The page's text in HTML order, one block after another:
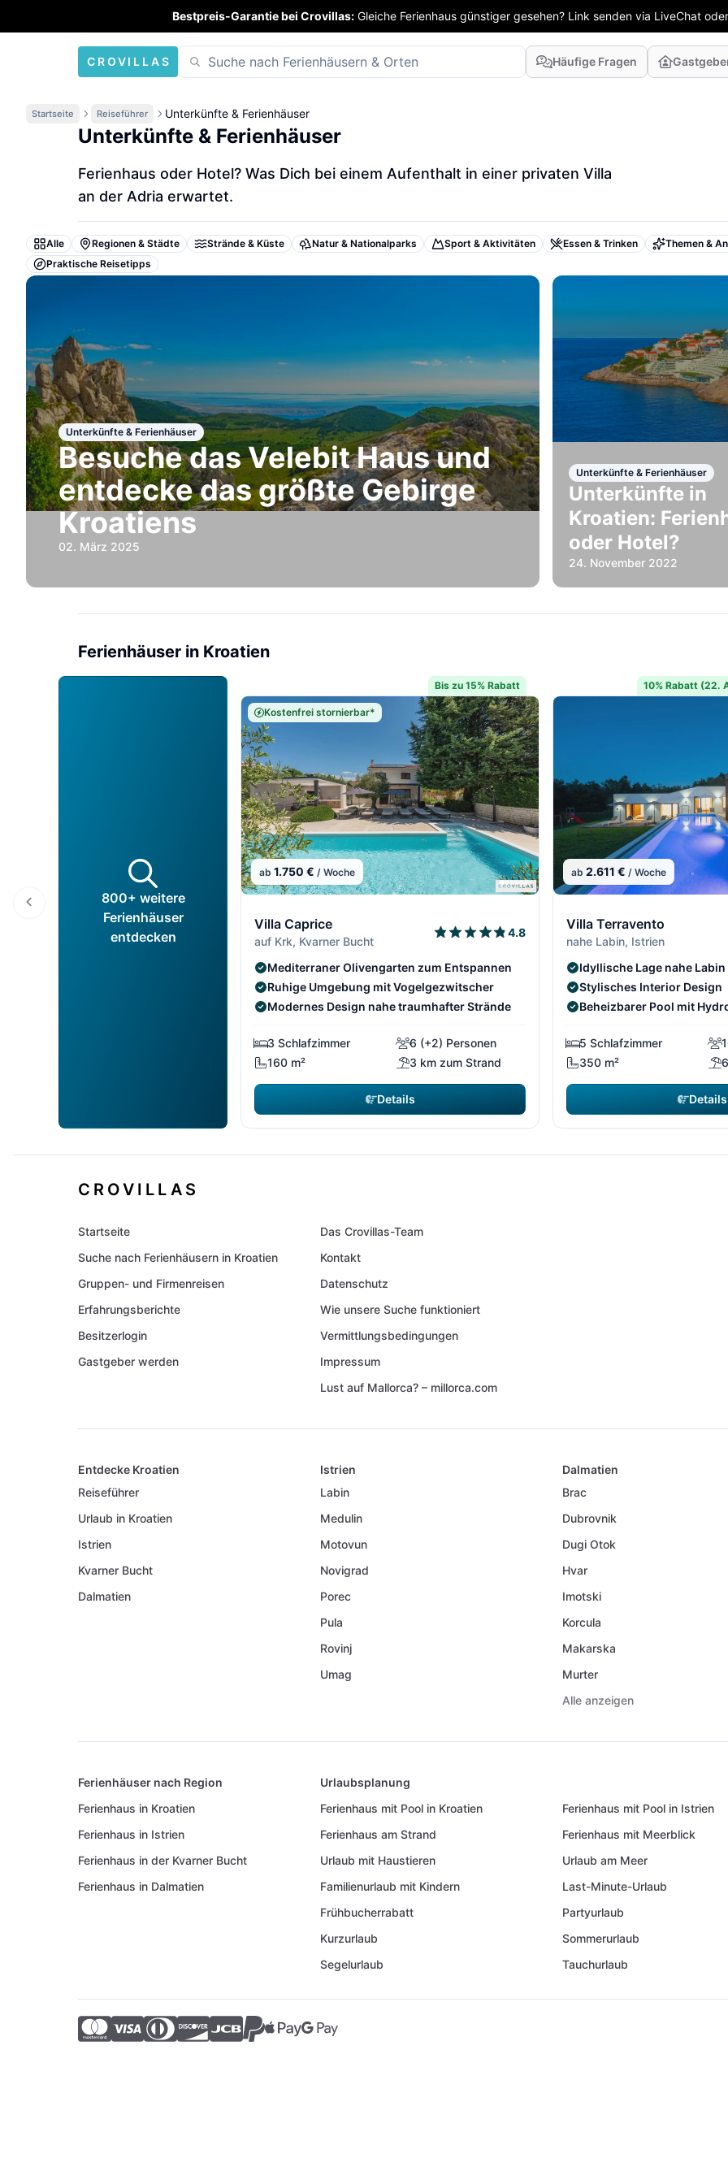
Bestpreis-Garantie bei Crovillas: Gleiche Ferienhaus günstiger gesehen? Link senden via LiveChat
CROVILLAS Häufige Fragen
Startseite Reiseführer Unterkünfte & Ferienhäuser
Unterkünfte & Ferienhäuser
Ferienhaus oder Hotel? Was Dich bei einem Aufenthalt in einer privaten Villa
an der Adria erwartet.
Alle Regionen & Städte Strände & Küste Natur & Nationalparks Sport & Aktivitäten Essen & Trinken Themen &
Praktische Reisetipps
Unterkünfte & Ferienhäuser
Besuche das Velebit Haus und
entdecke das größte Gebirge
Kroatiens
02. März 2025
Unterkünfte & Ferienhäuser
Unterkünfte in
Kroatien:
oder Hotel?
24. November 2022
Ferienhäuser in Kroatien
800+ weitere
Ferienhäuser
entdecken
Bis zu 15% Rabatt
Kostenfrei stornierbar*
ab 1.750 € / Woche
Villa Caprice
auf Krk, Kvarner Bucht
4.8
Mediterraner Olivengarten zum Entspannen
Ruhige Umgebung mit Vogelgezwitscher
Modernes Design nahe traumhafter Strände
3 Schlafzimmer
6 (+2) Personen
160 m²
3 km zum Strand
Details
10% Rabatt (22.
ab 2.611 € / Woche
Villa Terravento
nahe Labin, Istrien
Idyllische Lage nahe Labin
Stylisches Interior Design
Beheizbarer Pool mit
5 Schlafzimmer
350 m²
Details
CROVILLAS
Startseite
Suche nach Ferienhäusern in Kroatien
Gruppen- und Firmenreisen
Erfahrungsberichte
Besitzerlogin
Gastgeber werden
Das Crovillas-Team
Kontakt
Datenschutz
Wie unsere Suche funktioniert
Vermittlungsbedingungen
Impressum
Lust auf Mallorca? – millorca.com
Entdecke Kroatien
Reiseführer
Urlaub in Kroatien
Istrien
Kvarner Bucht
Dalmatien
Istrien
Labin
Medulin
Motovun
Novigrad
Porec
Pula
Rovinj
Umag
Dalmatien
Brac
Dubrovnik
Dugi Otok
Hvar
Imotski
Korcula
Makarska
Murter
Alle anzeigen
Ferienhäuser nach Region
Ferienhaus in Kroatien
Ferienhaus in Istrien
Ferienhaus in der Kvarner Bucht
Ferienhaus in Dalmatien
Urlaubsplanung
Ferienhaus mit Pool in Kroatien
Ferienhaus mit Pool in Istrien
Ferienhaus am Strand
Ferienhaus mit Meerblick
Urlaub mit Haustieren
Urlaub am Meer
Familienurlaub mit Kindern
Last-Minute-Urlaub
Frühbucherrabatt
Partyurlaub
Kurzurlaub
Sommerurlaub
Segelurlaub
Tauchurlaub